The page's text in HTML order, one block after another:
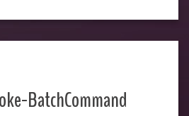
BatchCommand